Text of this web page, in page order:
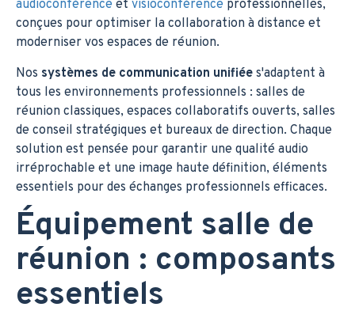
audioconférence et visioconférence professionnelles,
conçues pour optimiser la collaboration à distance et
moderniser vos espaces de réunion.
Nos systèmes de communication unifiée s'adaptent à
tous les environnements professionnels : salles de
réunion classiques, espaces collaboratifs ouverts, salles
de conseil stratégiques et bureaux de direction. Chaque
solution est pensée pour garantir une qualité audio
irréprochable et une image haute définition, éléments
essentiels pour des échanges professionnels efficaces.
Équipement salle de
réunion : composants
essentiels